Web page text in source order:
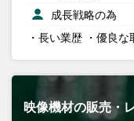
成長戦略の為
・長い業歴 ・優良
映像機材の販売・